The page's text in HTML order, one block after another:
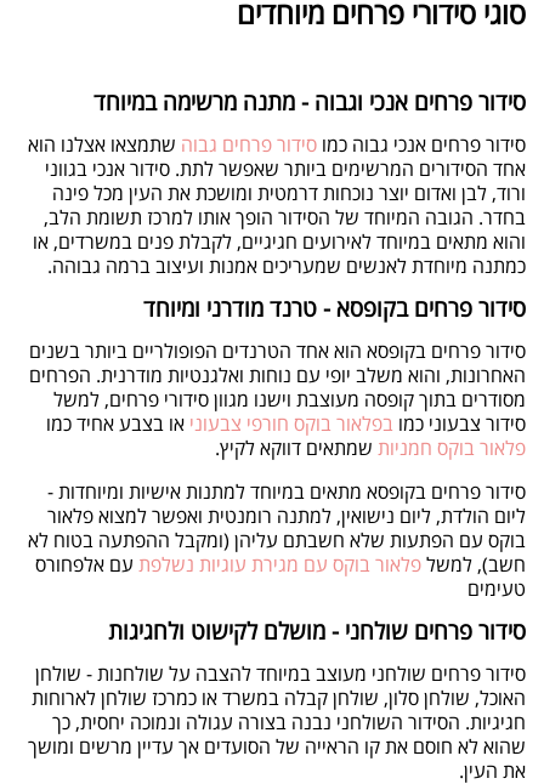
סוגי סידורי פרחים מיוחדים
סידור פרחים אנכי וגבוה - מתנה מרשימה במיוחד
סידור פרחים אנכי גבוה כמו סידור פרחים גבוה שתמצאו אצלנו הוא
אחד הסידורים המרשימים ביותר שאפשר לתת. סידור אנכי בגווני
ורוד, לבן ואדום יוצר נוכחות דרמטית ומושכת את העין מכל פינה
בחדר. הגובה המיוחד של הסידור הופך אותו למרכז תשומת הלב,
והוא מתאים במיוחד לאירועים חגיגיים, לקבלת פנים במשרדים, או
כמתנה מיוחדת לאנשים שמעריכים אמנות ועיצוב ברמה גבוהה.
סידור פרחים בקופסא - טרנד מודרני ומיוחד
סידור פרחים בקופסא הוא אחד הטרנדים הפופולריים ביותר בשנים
האחרונות, והוא משלב יופי עם נוחות ואלגנטיות מודרנית. הפרחים
מסודרים בתוך קופסה מעוצבת וישנו מגוון סידורי פרחים, למשל
סידור צבעוני כמו בפלאור בוקס חורפי צבעוני או בצבע אחיד כמו
פלאור בוקס חמניות שמתאים דווקא לקיץ.
סידור פרחים בקופסא מתאים במיוחד למתנות אישיות ומיוחדות -
ליום הולדת, ליום נישואין, למתנה רומנטית ואפשר למצוא פלאור
בוקס עם הפתעות שלא חשבתם עליהן (ומקבל ההפתעה בטוח לא
חשב), למשלפלאור בוקס עם מגירת עוגיות נשלפת עם אלפחורס
טעימים
סידור פרחים שולחני - מושלם לקישוט ולחגיגות
סידור פרחים שולחני מעוצב במיוחד להצבה על שולחנות - שולחן
האוכל, שולחן סלון, שולחן קבלה במשרד או כמרכז שולחן לארוחות
חגיגיות. הסידור השולחני נבנה בצורה עגולה ונמוכה יחסית, כך
שהוא לא חוסם את קו הראייה של הסועדים אך עדיין מרשים ומושך
את העין.